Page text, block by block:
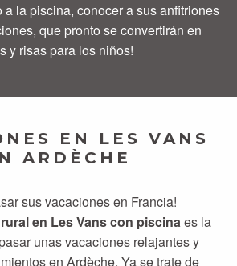
la piscina, conocer a sus anfitriones
que pronto se convertirán en
y risas para los niños!
EN LES VANS
ARDÈCHE
sus vacaciones en Francia!
en Les Vans con piscinaes la
unas vacaciones relajantes y
en Ardèche. Ya se trate de